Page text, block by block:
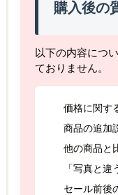
購入後の
以下の内容につ
ておりません。
価格に関す
商品の追加
他の商品と
「写真と
セール前後